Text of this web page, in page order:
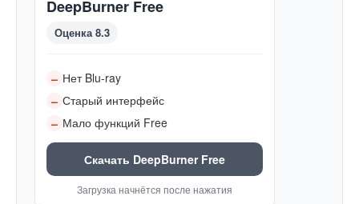
DeepBurner Free
Оценка 8.3
– Нет Blu-ray
– Старый интерфейс
– Мало функций Free
Скачать DeepBurner Free
Загрузка начнётся после нажатия